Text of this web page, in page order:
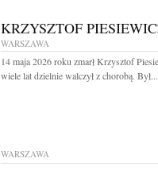
KRZYSZTOF
WARSZAWA
14 maja 2026 roku zmarł Krzysztof
wiele lat dzielnie walczył z chorobą. Był...
WARSZAWA